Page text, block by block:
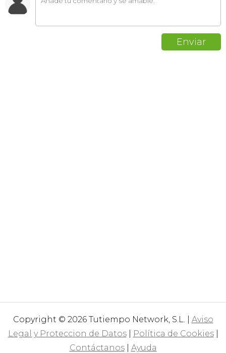
Copyright © 2026 Tutiempo Network, S.L. | Aviso
Legal y Proteccion de Datos| Política de Cookies|
Contáctanos| Ayuda